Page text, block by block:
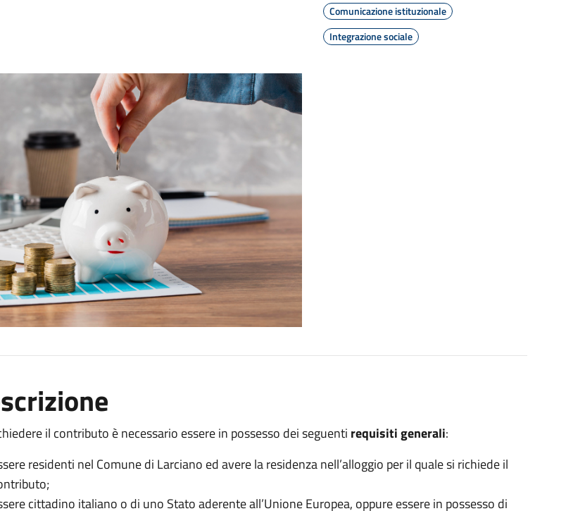
Comunicazione istituzionale
Integrazione sociale
il contributo è necessario essere in possesso dei seguenti requisiti generali:
residenti nel Comune di Larciano ed avere la residenza nell’alloggio per il quale si richiede il
cittadino italiano o di uno Stato aderente all’Unione Europea, oppure essere in possesso di